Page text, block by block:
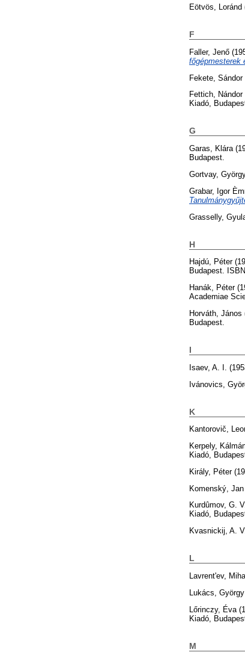
Eötvös, Loránd
F
Faller, Jenő
főgépmesterek
Fekete, Sándor
Fettich, Nándor
Kiadó,
G
Garas, Klára
Budapest.
Gortvay,
Grabar, Igor
Grasselly,
H
Hajdú, Péter
Budapest.
Hanák, Péter
Academiae
Horváth, János
Budapest.
I
Isaev, A. I.
Ivánovics,
K
Kantorovič,
Kerpely,
Kiadó,
Király, Péter
Komenský, Jan
Kurdûmov, G.
Kiadó,
Kvasnickij, A.
L
Lavrent'ev,
Lukács, György
Lőrinczy, Éva
Kiadó,
M